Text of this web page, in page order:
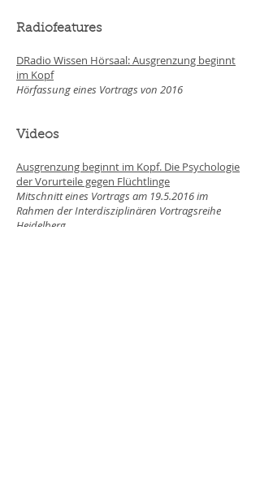
Radiofeatures
DRadio Wissen Hörsaal: Ausgrenzung beginnt
im Kopf
Hörfassung eines Vortrags von 2016
Videos
Ausgrenzung beginnt im Kopf. Die Psychologie
der Vorurteile gegen Flüchtlinge
Mitschnitt eines Vortrags am 19.5.2016im
Rahmen der Interdisziplinären Vortragsreihe
Heidelberg